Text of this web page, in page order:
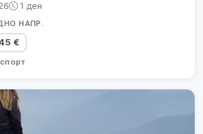
1 ден
НАПР.
€